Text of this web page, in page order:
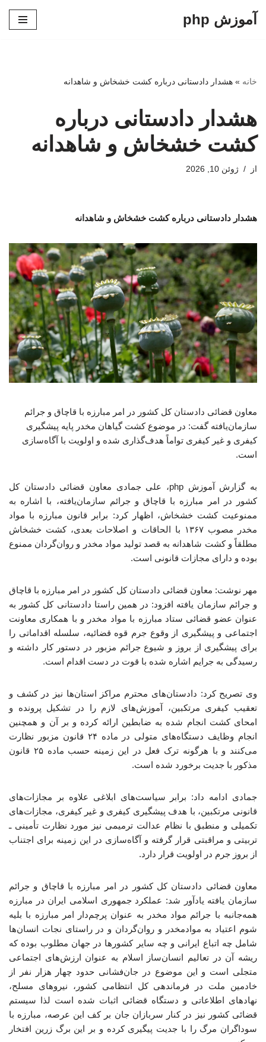
آموزش php
خانه » هشدار دادستانی درباره کشت خشخاش و شاهدانه
هشدار دادستانی درباره
کشت خشخاش و شاهدانه
از ژوئن 10, 2026
هشدار دادستانی درباره کشت خشخاش و شاهدانه
معاون قضائی دادستان کل کشور در امر مبارزه با قاچاق و جرائم
سازمان‌یافته گفت: در موضوع کشت گیاهان مخدر پایه پیشگیری
کیفری و غیر کیفری تواماً هدف‌گذاری شده و اولویت با آگاه‌سازی
است.
به گزارش آموزش php، علی جمادی معاون قضائی دادستان کل
کشور در امر مبارزه با قاچاق و جرائم سازمان‌یافته، با اشاره به
ممنوعیت کشت خشخاش، اظهار کرد: برابر قانون مبارزه با مواد
مخدر مصوب ۱۳۶۷ با الحاقات و اصلاحات بعدی، کشت خشخاش
مطلقاً و کشت شاهدانه به قصد تولید مواد مخدر و روان‌گردان ممنوع
بوده و دارای مجازات قانونی است.
مهر نوشت: معاون قضائی دادستان کل کشور در امر مبارزه با قاچاق
و جرائم سازمان یافته افزود: در همین راستا دادستانی کل کشور به
عنوان عضو قضائی ستاد مبارزه با مواد مخدر و با همکاری معاونت
اجتماعی و پیشگیری از وقوع جرم قوه قضائیه، سلسله اقداماتی را
برای پیشگیری از بروز و شیوع جرائم مزبور در دستور کار داشته و
رسیدگی به جرایم اشاره شده با قوت در دست اقدام است.
وی تصریح کرد: دادستان‌های محترم مراکز استان‌ها نیز در کشف و
تعقیب کیفری مرتکبین، آموزش‌های لازم را در تشکیل پرونده و
امحای کشت انجام شده به ضابطین ارائه کرده و بر آن و همچنین
انجام وظایف دستگاه‌های متولی در ماده ۲۴ قانون مزبور نظارت
می‌کنند و با هرگونه ترک فعل در این زمینه حسب ماده ۲۵ قانون
مذکور با جدیت برخورد شده است.
جمادی ادامه داد: برابر سیاست‌های ابلاغی علاوه بر مجازات‌های
قانونی مرتکبین، با هدف پیشگیری کیفری و غیر کیفری، مجازات‌های
تکمیلی و منطبق با نظام عدالت ترمیمی نیز مورد نظارت تأمینی ـ
تربیتی و مراقبتی قرار گرفته و آگاه‌سازی در این زمینه برای اجتناب
از بروز جرم در اولویت قرار دارد.
معاون قضائی دادستان کل کشور در امر مبارزه با قاچاق و جرائم
سازمان یافته یادآور شد: عملکرد جمهوری اسلامی ایران در مبارزه
همه‌جانبه با جرائم مواد مخدر به عنوان پرچم‌دار امر مبارزه با بلیه
شوم اعتیاد به موادمخدر و روان‌گردان و در راستای نجات انسان‌ها
شامل چه اتباع ایرانی و چه سایر کشورها در جهان مطلوب بوده که
ریشه آن در تعالیم انسان‌ساز اسلام به عنوان ارزش‌های اجتماعی
متجلی است و این موضوع در جان‌فشانی حدود چهار هزار نفر از
خادمین ملت در فرماندهی کل انتظامی کشور، نیروهای مسلح،
نهادهای اطلاعاتی و دستگاه قضائی اثبات شده است لذا سیستم
قضائی کشور نیز در کنار سربازان جان بر کف این عرصه، مبارزه با
سوداگران مرگ را با جدیت پیگیری کرده و بر این برگ زرین افتخار